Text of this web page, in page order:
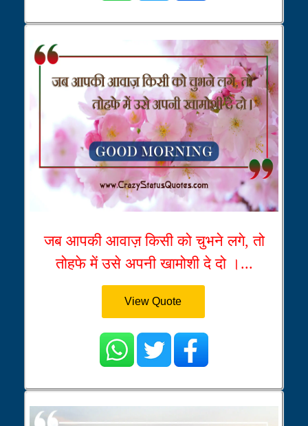
जब आपकी आवाज़ किसी को चुभने लगे, तो
तोहफे में उसे अपनी खामोशी दे दो ।...
View Quote